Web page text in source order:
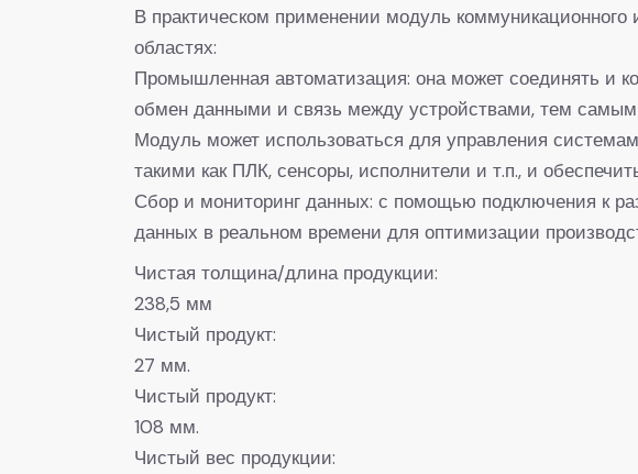
В практическом применении модуль
областях:
Промышленная автоматизация: она может соединять и
обмен данными и связь между устройствами, тем
Модуль может использоваться для управления
такими как ПЛК, сенсоры, исполнители и т.п., и
Сбор и мониторинг данных: с помощью подключения к
данных в реальном времени для оптимизации
Чистая толщина/длина продукции:
238,5 мм
Чистый продукт:
27 мм.
Чистый продукт:
108 мм.
Чистый вес продукции: